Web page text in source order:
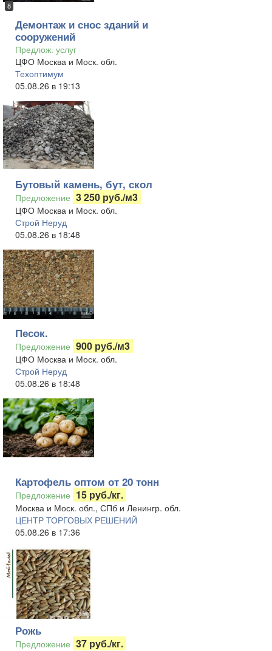
8
Демонтаж и снос зданий и
сооружений
Предлож. услуг
ЦФО Москва и Моск. обл.
Техоптимум
05.08.26 в 19:13
Бутовый камень, бут, скол
Предложение 3 250 руб./м3
ЦФО Москва и Моск. обл.
Строй Неруд
05.08.26 в 18:48
Песок.
Предложение 900 руб./м3
ЦФО Москва и Моск. обл.
Строй Неруд
05.08.26 в 18:48
Картофель оптом от 20 тонн
Предложение 15 руб./кг.
Москва и Моск. обл., СПб и Ленингр. обл.
ЦЕНТР ТОРГОВЫХ РЕШЕНИЙ
05.08.26 в 17:36
Рожь
Предложение 37 руб./кг.